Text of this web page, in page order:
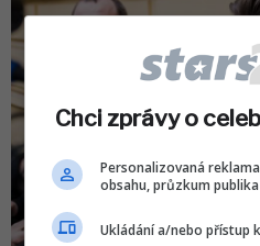
Chci zprávy o
Personalizovaná
obsahu, průzkum
Ukládání a/nebo přístup